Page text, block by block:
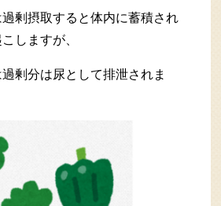
剰摂取すると体内に蓄積され
しますが、
剰分は尿として排泄されま